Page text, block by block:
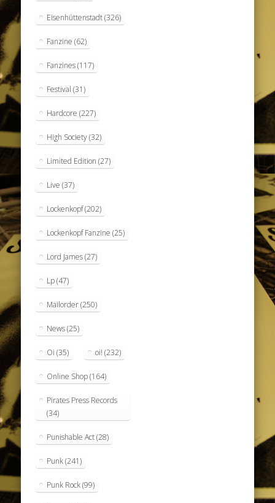
Eisenhüttenstadt(326)
Fanzine (62)
Fanzines(117)
Festival (31)
Hardcore (227)
High Society(32)
Limited Edition (27)
Live (37)
Lockenkopf(202)
Lockenkopf Fanzine (25)
Lord James(27)
Lp(47)
Mailorder(250)
News(25)
Oi (35) oi! (232)
Online Shop(164)
Pirates Press Records
(34)
Punishable Act(28)
Punk(241)
Punk Rock(99)